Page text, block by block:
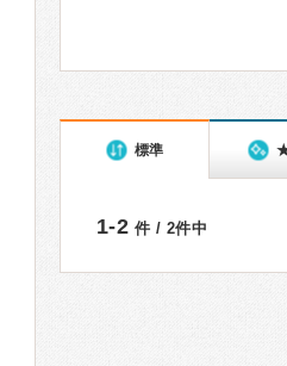
標準
1-2 件 / 2件中